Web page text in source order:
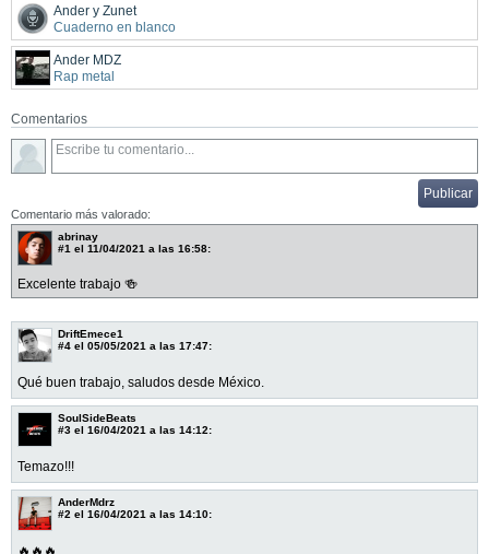
Ander y Zunet
Cuaderno en blanco
Ander MDZ
Rap metal
Comentarios
Comentario más valorado:
abrinay
#1 el 11/04/2021 a las 16:58:
Excelente trabajo 🍻
DriftEmece1
#4 el 05/05/2021 a las 17:47:
Qué buen trabajo, saludos desde México.
SoulSideBeats
#3 el 16/04/2021 a las 14:12:
Temazo!!!
AnderMdrz
#2 el 16/04/2021 a las 14:10:
🔥🔥🔥